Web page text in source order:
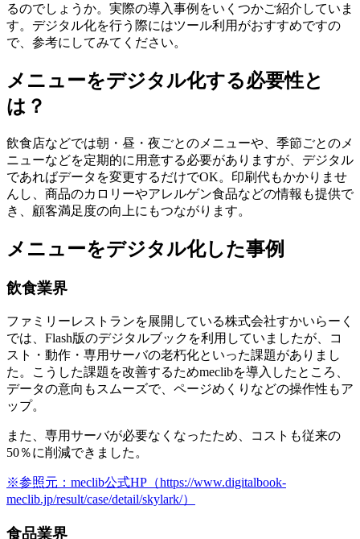
るのでしょうか。実際の導入事例をいくつかご紹介していま
す。 デジタル化を行う際にはツール利用がおすすめですの
で、参考にしてみてください。
メニューをデジタル化する必要性と
は？
飲食店などでは朝・昼・夜ごとのメニューや、季節ごとのメ
ニューなどを定期的に用意する必要がありますが、 デジタル
であればデータを変更するだけでOK。印刷代もかかりませ
んし、商品のカロリーやアレルゲン食品などの情報も提供で
き、顧客満足度の向上にもつながります。
メニューをデジタル化した事例
飲食業界
ファミリーレストランを展開している株式会社すかいらーく
では、Flash版のデジタルブックを利用していましたが、コ
スト・動作・専用サーバの老朽化といった課題がありまし
た。こうした課題を改善するためmeclibを導入したところ、
データの意向もスムーズで、ページめくりなどの操作性もア
ップ。
また、 専用サーバが必要なくなったため、コストも従来の
50％に削減できました 。
※参照元：meclib公式HP（https://www.digitalbook-
meclib.jp/result/case/detail/skylark/）
食品業界